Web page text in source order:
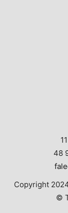
48
Copyright
©